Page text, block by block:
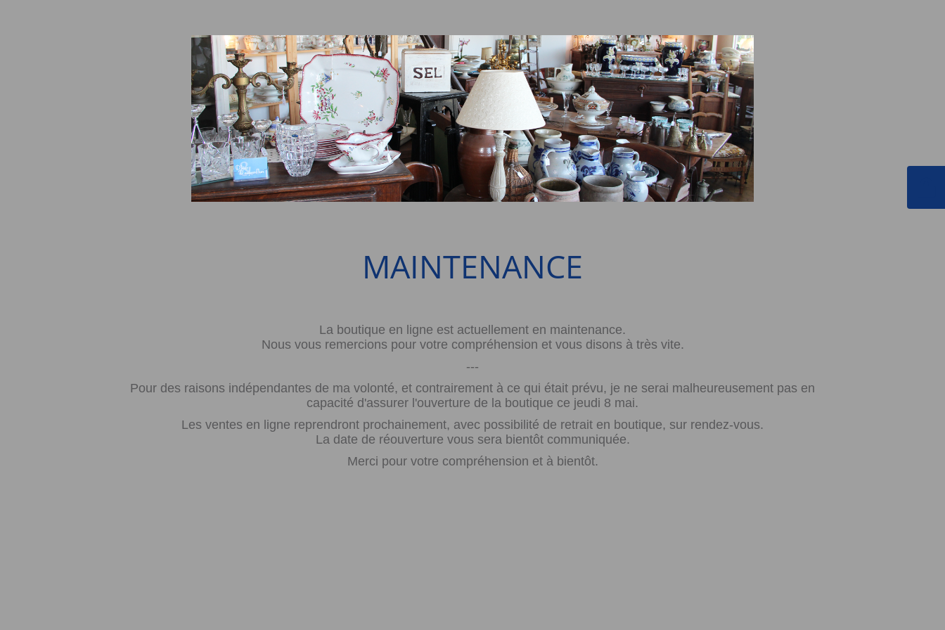
MAINTENANCE
La boutique en ligne est actuellement en maintenance.
Nous vous remercions pour votre compréhension et vous disons à très vite.
---
Pour des raisons indépendantes de ma volonté, et contrairement à ce qui était prévu, je ne serai malheureusement pas en
capacité d'assurer l'ouverture de la boutique ce jeudi 8 mai.
Les ventes en ligne reprendront prochainement, avec possibilité de retrait en boutique, sur rendez-vous.
La date de réouverture vous sera bientôt communiquée.
Merci pour votre compréhension et à bientôt.